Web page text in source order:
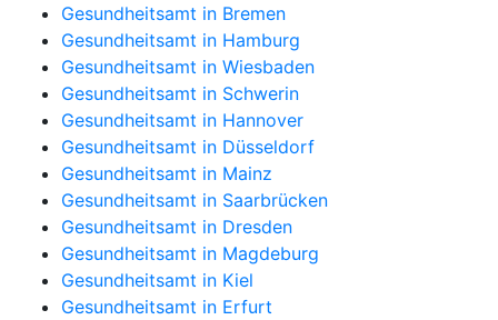
Gesundheitsamt in Bremen
Gesundheitsamt in Hamburg
Gesundheitsamt in Wiesbaden
Gesundheitsamt in Schwerin
Gesundheitsamt in Hannover
Gesundheitsamt in Düsseldorf
Gesundheitsamt in Mainz
Gesundheitsamt in Saarbrücken
Gesundheitsamt in Dresden
Gesundheitsamt in Magdeburg
Gesundheitsamt in Kiel
Gesundheitsamt in Erfurt